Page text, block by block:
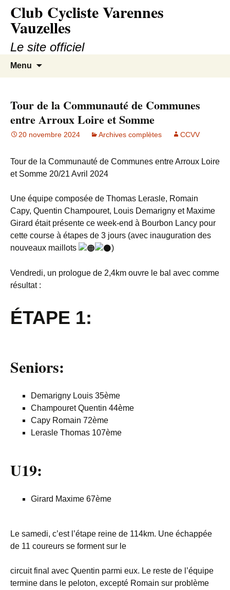
contenu
Club Cycliste Varennes
Vauzelles
Le site officiel
Menu
Tour de la Communauté de Communes
entre Arroux Loire et Somme
20 novembre 2024 Archives complètes CCVV
Tour de la Communauté de Communes entre Arroux Loire
et Somme 20/21 Avril 2024
Une équipe composée de Thomas Lerasle, Romain
Capy, Quentin Champouret, Louis Demarigny et Maxime
Girard était présente ce week-end à Bourbon Lancy pour
cette course à étapes de 3 jours (avec inauguration des
nouveaux maillots
)
Vendredi, un prologue de 2,4km ouvre le bal avec comme
résultat :
ÉTAPE 1:
Seniors:
Demarigny Louis 35ème
Champouret Quentin 44ème
Capy Romain 72ème
Lerasle Thomas 107ème
U19:
Girard Maxime 67ème
Le samedi, c’est l’étape reine de 114km. Une échappée
de 11 coureurs se forment sur le
circuit final avec Quentin parmi eux. Le reste de l’équipe
termine dans le peloton, excepté Romain sur problème